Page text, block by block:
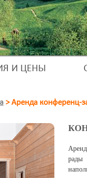
И ЦЕНЫ
>Аренда конференц-
рады